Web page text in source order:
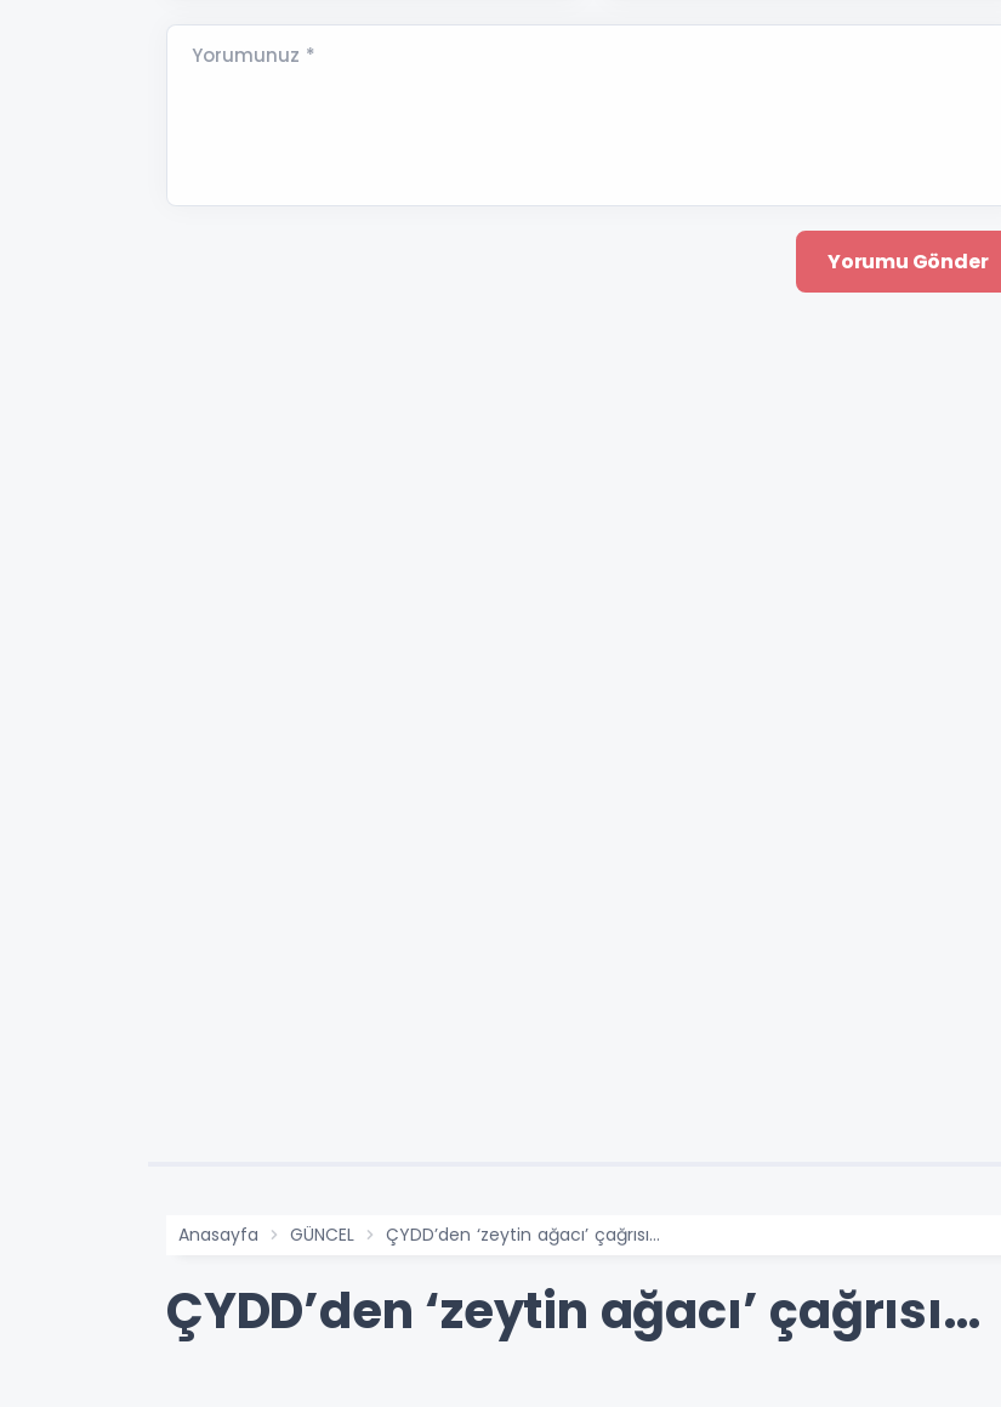
Yorumunuz *
Anasayfa GÜNCEL ÇYDD’den ‘zeytin ağacı’ çağrısı…
ÇYDD’den ‘zeytin ağacı’ çağrısı…